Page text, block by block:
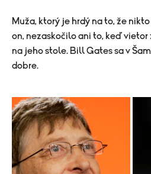
Muža, ktorý je hrdý na to, že
on, nezaskočilo ani to, keď
na jeho stole. Bill Gates sa v
dobre.